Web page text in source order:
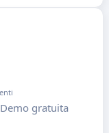
Demo gratuita